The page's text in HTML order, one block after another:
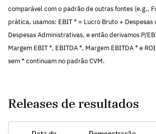
comparável com o padrão de outras fontes (e.g.,
prática, usamos: EBIT * = Lucro Bruto + Despesas
Despesas Administrativas, e então derivamos P/
Margem EBIT *, EBITDA *, Margem EBITDA * e
sem * continuam no padrão CVM.
Releases de resultados